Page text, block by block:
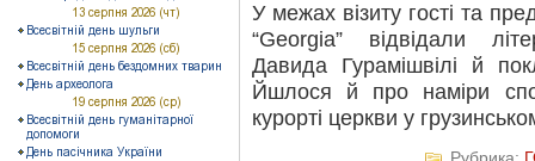
У межах візиту гості та
“Georgia” відвідали
Давида Гурамішвілі й
Йшлося й про наміри
курорті церкви у